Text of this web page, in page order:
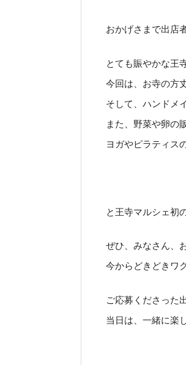
おかげさまで出店
とても賑やかな王
今回は、お寺の方
そして、ハンドメ
また、野菜や卵の
ヨガやピラティス
と王寺マルシェ初
ぜひ、みなさん、
今からどきどきワ
ご応募くださった
当日は、一緒に楽